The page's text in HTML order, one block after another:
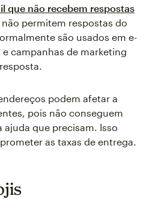
que não recebem respostas
permitem respostas do
são usados em e-
campanhas de marketing
podem afetar a
pois não conseguem
ajuda que precisam. Isso
as taxas de entrega.